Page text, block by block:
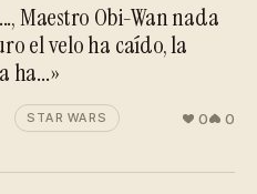
Maestro Obi-Wan nada
el velo ha caído, la
ha...»
STAR WARS 0 0